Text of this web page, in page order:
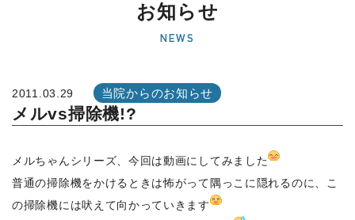
医院]｜熊本県合志
お知らせ
NEWS
2011.03.29 当院からのお知らせ
メルvs掃除機!?
メルちゃんシリーズ、今回は動画にしてみました
普通の掃除機をかけるときは怖がって隅っこに隠れるのに、こ
の掃除機には吠えて向かっていきます